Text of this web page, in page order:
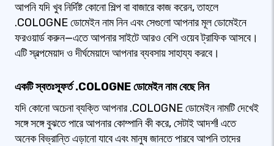
আপনি যদি খুব নির্দিষ্ট কোনো শিল্প বা বাজারে কাজ করেন, তাহলে
.COLOGNE ডোমেইন নাম নিন এবং সেগুলো আপনার মূল ডোমেইনে
ফরওয়ার্ড করুন—এতে আপনার সাইটে আরও বেশি ওয়েব ট্রাফিক আসবে।
এটি স্বল্পমেয়াদ ও দীর্ঘমেয়াদে আপনার ব্যবসায় সাহায্য করবে।
একটি স্বতঃস্ফূর্ত .COLOGNE ডোমেইন নাম বেছে নিন
যদি কোনো অচেনা ব্যক্তি আপনার .COLOGNE ডোমেইন নামটি দেখেই
সঙ্গে সঙ্গে বুঝতে পারে আপনার কোম্পানি কী করে, সেটাই আদর্শ! এতে
অনেক বিভ্রান্তি এড়ানো যাবে এবং মানুষ জানতে পারবে আপনি তাদের